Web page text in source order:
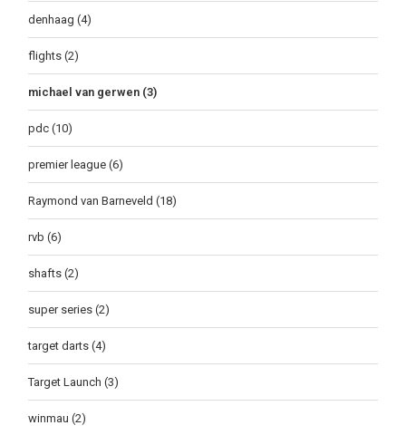
denhaag (4)
flights (2)
michael van gerwen (3)
pdc (10)
premier league (6)
Raymond van Barneveld (18)
rvb (6)
shafts (2)
super series (2)
target darts (4)
Target Launch (3)
winmau (2)